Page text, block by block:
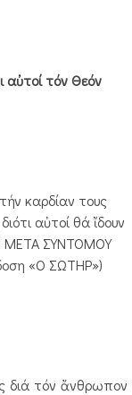
αὐτοί τόν Θεόν
καρδίαν τους
αὐτοί θά ἴδουν
ΜΕΤΑ ΣΥΝΤΟΜΟΥ
«Ο ΣΩΤΗΡ»)
διά τόν ἄνθρωπον